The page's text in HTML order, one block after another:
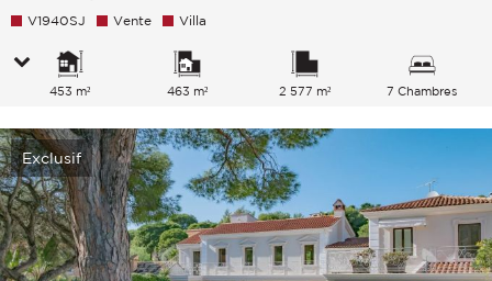
V1940SJ Vente Villa
453 m² 463 m² 2 577 m² 7 Chambres
Exclusif